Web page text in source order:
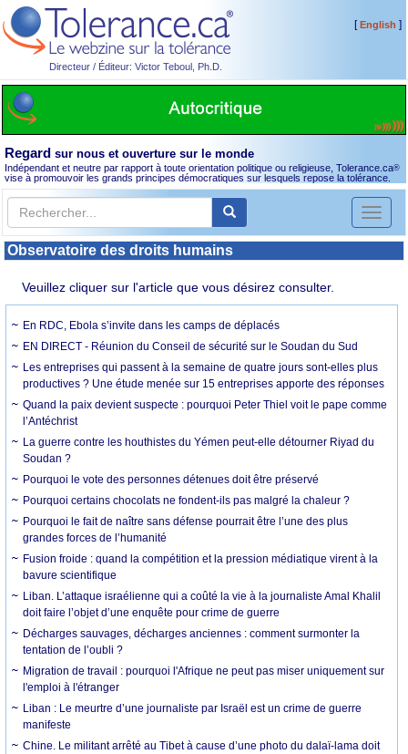
Directeur / Éditeur: Victor Teboul, Ph.D.
[English ]
Regard sur nous et ouverture sur le monde
Indépendant et neutre par rapport à toute orientation politique ou religieuse, Tolerance.ca®
vise à promouvoir les grands principes démocratiques sur lesquels repose la tolérance.
Toggle
Observatoire des droits humains
Veuillez cliquer sur l'article que vous désirez consulter.
En RDC, Ebola s’invite dans les camps de déplacés
EN DIRECT - Réunion du Conseil de sécurité sur le Soudan du Sud
Les entreprises qui passent à la semaine de quatre jours sont-elles plus
productives ? Une étude menée sur 15 entreprises apporte des réponses
Quand la paix devient suspecte : pourquoi Peter Thiel voit le pape comme
l’Antéchrist
La guerre contre les houthistes du Yémen peut-elle détourner Riyad du
Soudan ?
Pourquoi le vote des personnes détenues doit être préservé
Pourquoi certains chocolats ne fondent-ils pas malgré la chaleur ?
Pourquoi le fait de naître sans défense pourrait être l’une des plus
grandes forces de l’humanité
Fusion froide : quand la compétition et la pression médiatique virent à la
bavure scientifique
Liban. L’attaque israélienne qui a coûté la vie à la journaliste Amal Khalil
doit faire l’objet d’une enquête pour crime de guerre
Décharges sauvages, décharges anciennes : comment surmonter la
tentation de l’oubli ?
Migration de travail : pourquoi l'Afrique ne peut pas miser uniquement sur
l'emploi à l'étranger
Liban : Le meurtre d’une journaliste par Israël est un crime de guerre
manifeste
Chine. Le militant arrêté au Tibet à cause d’une photo du dalaï-lama doit